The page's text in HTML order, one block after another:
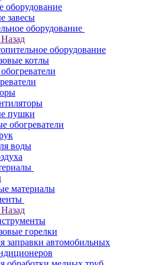
оборудование
завесы
оборудование
Назад
оборудование
котлы
пушки
обогреватели
воды
материалы
Назад
горелки
заправки автомобильных